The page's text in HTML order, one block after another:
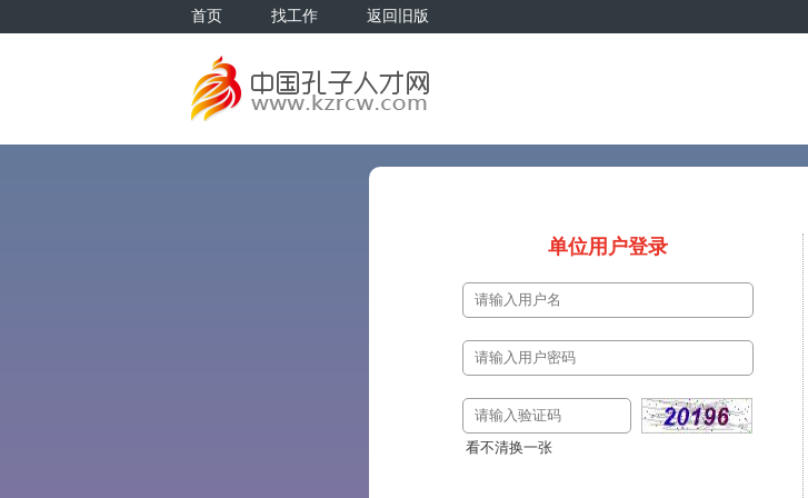
首页 找工作 返回旧版
单位用户登录
看不清换一张